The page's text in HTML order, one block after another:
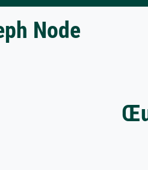
Node